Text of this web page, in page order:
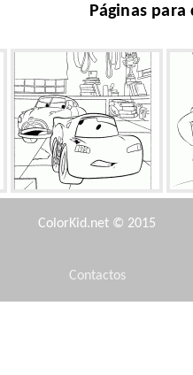
Páginas
Leyenda Nuevo y viejo
ColorKid.net © 2015
Contactos